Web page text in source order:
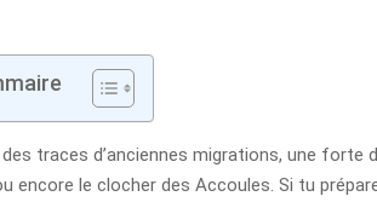
traces d’anciennes migrations, une forte
le clocher des Accoules. Si tu